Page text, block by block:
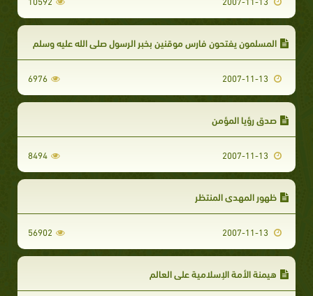
المسلمون يفتحون فارس موقنين بخبر الرسول صلى الله عليه وسلم
6976
صدق رؤيا المؤمن
8494
ظهور المهدي المنتظر
56902
هيمنة الأمة الإسلامية على العالم